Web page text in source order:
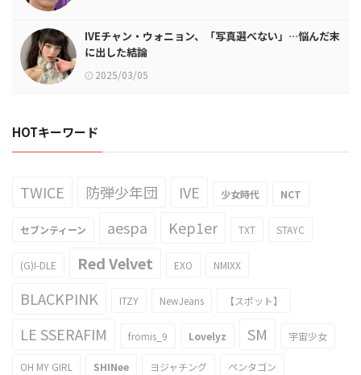
IVEチャン・ウォニョン、「写真選べない」…悩んだ末
に出した結論
2025/03/05
HOTキーワード
TWICE 防弾少年団 IVE 少女時代 NCT
セブンティーン aespa Kep1er TXT STAYC
(G)I-DLE Red Velvet EXO NMIXX
BLACKPINK ITZY NewJeans 【スポット】
LE SSERAFIM fromis_9 Lovelyz SM 宇宙少女
OH MY GIRL SHINee ヨジャチング ペンタゴン